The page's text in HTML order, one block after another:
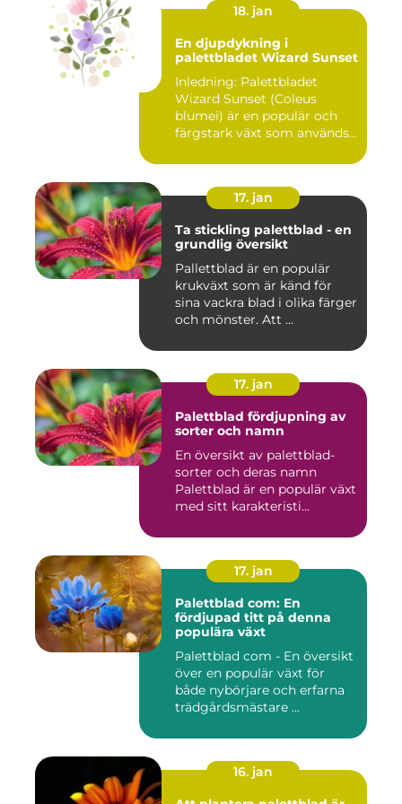
18. jan
En djupdykning i
palettbladet Wizard Sunset
Inledning: Palettbladet
Wizard Sunset (Coleus
blumei) är en populär och
färgstark växt som används
17. jan
Ta stickling palettblad - en
grundlig översikt
Pallettblad är en populär
krukväxt som är känd för
sina vackra blad i olika färger
och mönster. Att ...
17. jan
Palettblad fördjupning av
sorter och namn
En översikt av palettblad-
sorter och deras namn
Palettblad är en populär växt
med sitt karakteristi...
17. jan
Palettblad com: En
fördjupad titt på denna
populära växt
Palettblad com - En översikt
över en populär växt för
både nybörjare och erfarna
trädgårdsmästare ...
16. jan